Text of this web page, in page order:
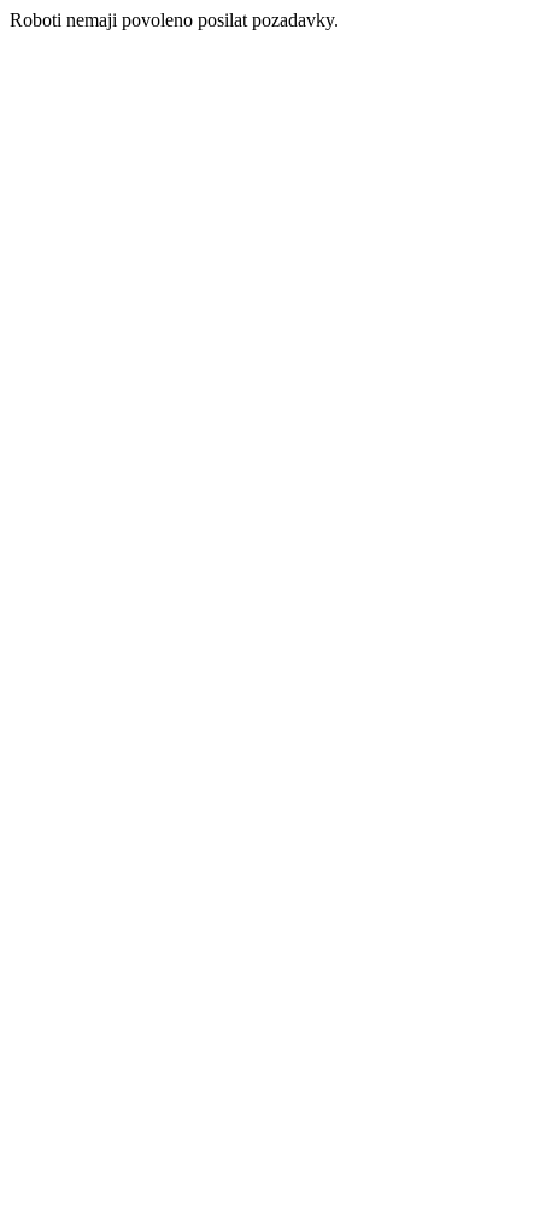
Roboti nemaji povoleno posilat pozadavky.